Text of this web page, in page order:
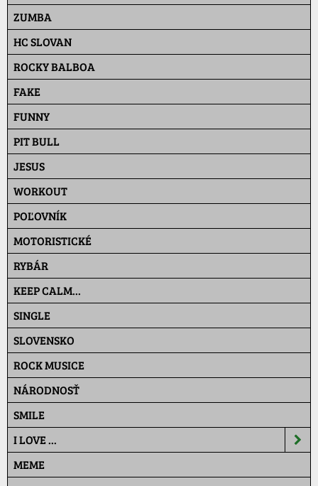
ZUMBA
HC SLOVAN
ROCKY BALBOA
FAKE
FUNNY
PIT BULL
JESUS
WORKOUT
POĽOVNÍK
MOTORISTICKÉ
RYBÁR
KEEP CALM...
SINGLE
SLOVENSKO
ROCK MUSICE
NÁRODNOSŤ
SMILE
I LOVE ...
MEME